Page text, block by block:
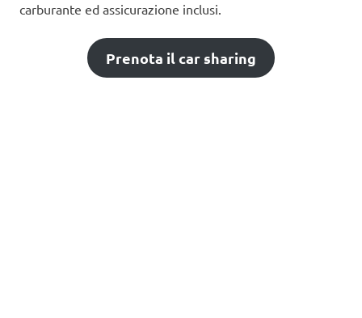
carburante ed assicurazione inclusi.
Prenota il car sharing